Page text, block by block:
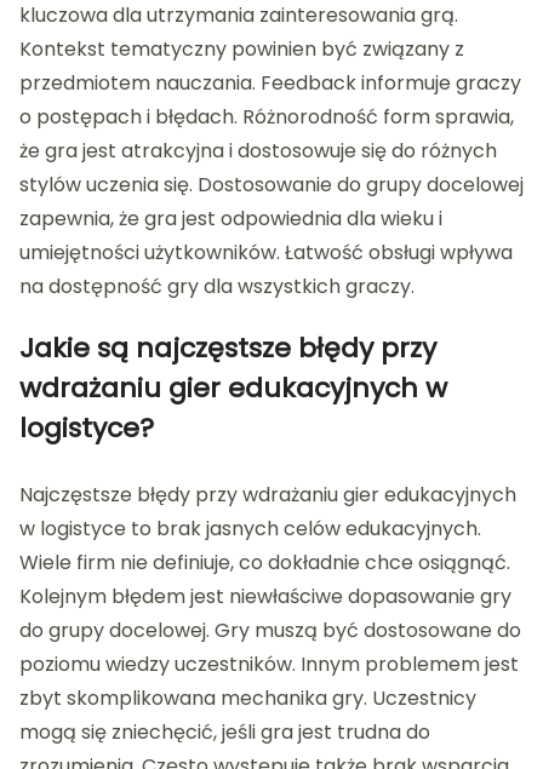
kluczowa dla utrzymania zainteresowania grą.
Kontekst tematyczny powinien być związany z
przedmiotem nauczania. Feedback informuje graczy
o postępach i błędach. Różnorodność form sprawia,
że gra jest atrakcyjna i dostosowuje się do różnych
stylów uczenia się. Dostosowanie do grupy docelowej
zapewnia, że gra jest odpowiednia dla wieku i
umiejętności użytkowników. Łatwość obsługi wpływa
na dostępność gry dla wszystkich graczy.
Jakie są najczęstsze błędy przy
wdrażaniu gier edukacyjnych w
logistyce?
Najczęstsze błędy przy wdrażaniu gier edukacyjnych
w logistyce to brak jasnych celów edukacyjnych.
Wiele firm nie definiuje, co dokładnie chce osiągnąć.
Kolejnym błędem jest niewłaściwe dopasowanie gry
do grupy docelowej. Gry muszą być dostosowane do
poziomu wiedzy uczestników. Innym problemem jest
zbyt skomplikowana mechanika gry. Uczestnicy
mogą się zniechęcić, jeśli gra jest trudna do